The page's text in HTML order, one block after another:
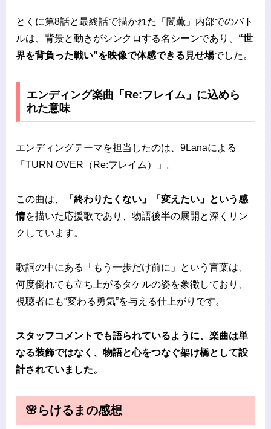
とくに第8話と最終話で描かれた「闇薫」内部でのバト
ルは、背景と動きがシンクロする名シーンであり、 “世
界を背負った戦い”を映像で体感できる見せ場でした。
エンディング楽曲「Re:フレイム」に込めら
れた意味
エンディングテーマを担当したのは、9Lanaによる
「TURN OVER（Re:フレイム）」。
この曲は、
「終わりたくない」「変えたい」という感
情を描いた応援歌であり、物語後半の展開と深くリン
クしています。
歌詞の中にある「もう一歩だけ前に」という言葉は、
何度倒れても立ち上がるタケルの姿を象徴しており、
視聴者にも“変わる勇気”を与える仕上がりです。
スタッフコメントでも語られているように、楽曲は単
なる装飾ではなく、物語と心をつなぐ架け橋として設
計されていました。
🌸らけるまの感想